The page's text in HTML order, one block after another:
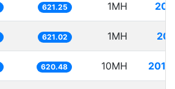
621.25 1MH
621.02 1MH
620.48 10MH